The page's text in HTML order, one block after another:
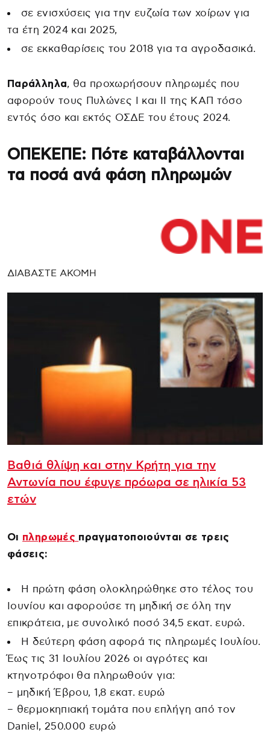
σε ενισχύσεις για την ευζωία των χοίρων για
τα έτη 2024 και 2025,
σε εκκαθαρίσεις του 2018 για τα αγροδασικά.
Παράλληλα, θα προχωρήσουν πληρωμές που
αφορούν τους Πυλώνες Ι και ΙΙ της ΚΑΠ τόσο
εντός όσο και εκτός ΟΣΔΕ του έτους 2024.
ΟΠΕΚΕΠΕ: Πότε καταβάλλονται
τα ποσά ανά φάση πληρωμών
ΔΙΑΒΑΣΤΕ ΑΚΟΜΗ
Βαθιά θλίψη και στην Κρήτη για την
Αντωνία που έφυγε πρόωρα σε ηλικία 53
ετών
Οι πληρωμές πραγματοποιούνται σε τρεις
φάσεις:
Η πρώτη φάση ολοκληρώθηκε στο τέλος του
Ιουνίου και αφορούσε τη μηδική σε όλη την
επικράτεια, με συνολικό ποσό 34,5 εκατ. ευρώ.
Η δεύτερη φάση αφορά τις πληρωμές Ιουλίου.
Έως τις 31 Ιουλίου 2026 οι αγρότες και
κτηνοτρόφοι θα πληρωθούν για:
– μηδική Έβρου, 1,8 εκατ. ευρώ
– θερμοκηπιακή τομάτα που επλήγη από τον
Daniel, 250.000 ευρώ